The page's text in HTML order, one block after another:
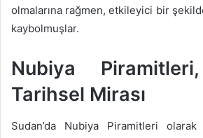
olmalarına rağmen, etkileyici bir
kaybolmuşlar.
Nubiya Piramitleri,
Tarihsel Mirası
Sudan’da Nubiya Piramitleri